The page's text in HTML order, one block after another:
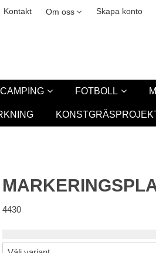
Kontakt Om oss Skapa konto
CAMPING FOTBOLL
4430